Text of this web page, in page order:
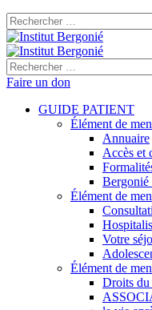
Rechercher :
Rechercher :
Faire un don
GUIDE PATIENT
Élément de
Annuaire
Accès et
Bergonié
Élément de
Votre
Élément de
Droits du